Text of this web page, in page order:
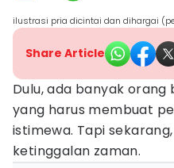
ilustrasi pria dicintai dan dihargai
Share Article
Dulu, ada banyak
yang harus membuat
istimewa. Tapi
ketinggalan zaman.